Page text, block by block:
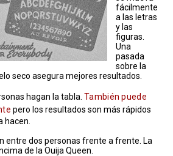
fácilmente
a las letras
y las
figuras.
Una
pasada
sobre la
seco asegura mejores resultados.
hagan la tabla. También puede
pero los resultados son más rápidos
hacen.
entre dos personas frente a frente. La
de la Ouija Queen.